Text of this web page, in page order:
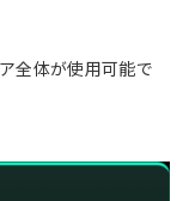
全体が使用可能で